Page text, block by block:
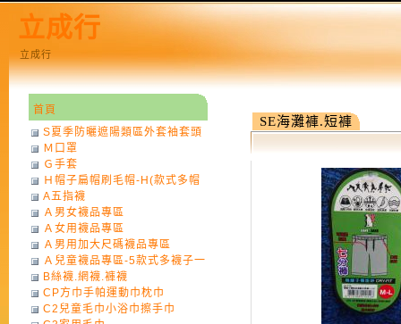
立成行
立成行
SE海灘褲.短褲
首頁
S夏季防曬遮陽類區外套袖套頭
巾
Ｍ口罩
Ｇ手套
Ｈ帽子扁帽刷毛帽-H(款式多帽
子一律不挑色)
A五指襪
Ａ男女襪品專區
Ａ女用襪品專區
Ａ男用加大尺碼襪品專區
Ａ兒童襪品專區-5款式多襪子一
律不挑款式花色)
B絲襪.網襪.褲襪
CP方巾手帕運動巾枕巾
C2兒童毛巾小浴巾擦手巾